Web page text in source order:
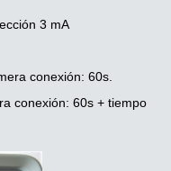
3 mA
conexión: 60s.
conexión: 60s + tiempo